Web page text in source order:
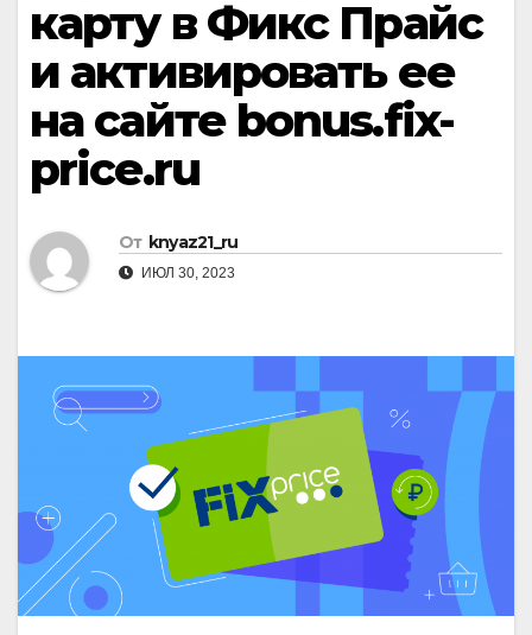
карту в Фикс Прайс
и активировать ее
на сайте bonus.fix-
price.ru
От knyaz21_ru
ИЮЛ 30, 2023